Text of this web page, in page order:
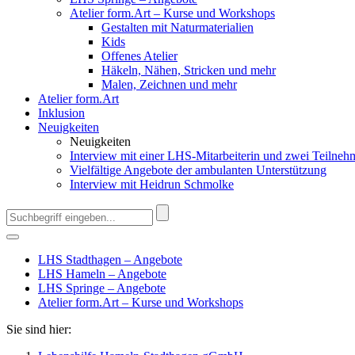
Atelier form.Art – Kurse und Workshops
Gestalten mit Naturmaterialien
Kids
Offenes Atelier
Häkeln, Nähen, Stricken und mehr
Malen, Zeichnen und mehr
Atelier form.Art
Inklusion
Neuigkeiten
Neuigkeiten
Interview mit einer LHS-Mitarbeiterin und zwei
Vielfältige Angebote der ambulanten Unterstützung
Interview mit Heidrun Schmolke
LHS Stadthagen – Angebote
LHS Hameln – Angebote
LHS Springe – Angebote
Atelier form.Art – Kurse und Workshops
Sie sind hier: